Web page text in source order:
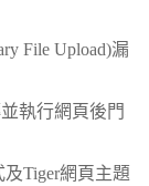
File Upload)漏
執行網頁後門
及Tiger網頁主題